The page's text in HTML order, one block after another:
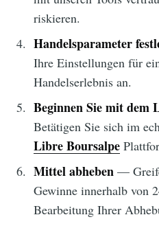
riskieren.
Handelsparameter
Ihre Einstellungen für
Handelserlebnis an.
Beginnen Sie mit dem
Betätigen Sie sich im
Libre Boursalpe
Mittel abheben—
Gewinne innerhalb von
Bearbeitung Ihrer